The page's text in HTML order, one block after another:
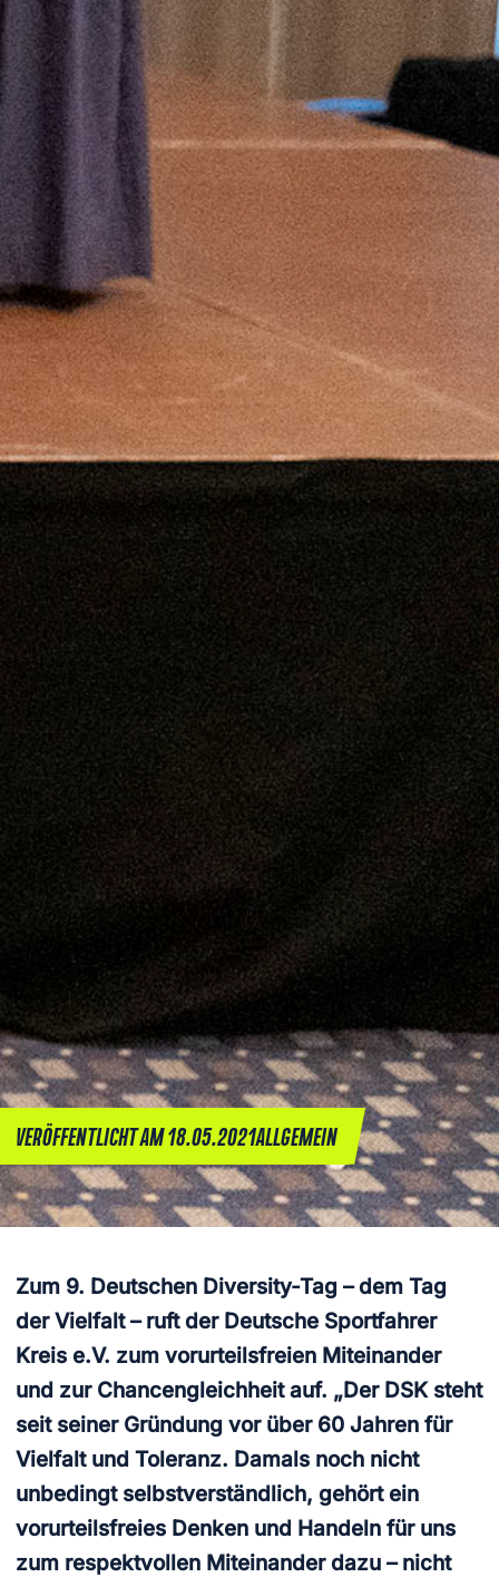
VERÖFFENTLICHT AM 18.05.2021ALLGEMEIN
Zum 9. Deutschen Diversity-Tag – dem Tag
der Vielfalt – ruft der Deutsche Sportfahrer
Kreis e.V. zum vorurteilsfreien Miteinander
und zur Chancengleichheit auf. „Der DSK steht
seit seiner Gründung vor über 60 Jahren für
Vielfalt und Toleranz. Damals noch nicht
unbedingt selbstverständlich, gehört ein
vorurteilsfreies Denken und Handeln für uns
zum respektvollen Miteinander dazu – nicht